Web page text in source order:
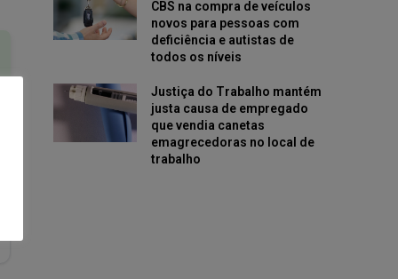
CBS na compra de veículos
novos para pessoas com
deficiência e autistas de
todos os níveis
Justiça do Trabalho mantém
justa causa de empregado
que vendia canetas
emagrecedoras no local de
trabalho